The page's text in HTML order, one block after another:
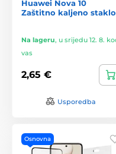
Huawei Nova 10
Zaštitno kaljeno staklo
Na lageru, u srijedu 12. 8.
vas
2,65 €
Usporedba
Osnovna